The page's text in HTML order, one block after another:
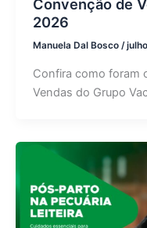
Convenção de
2026
Manuela Dal Bosco /
Confira como foram
Vendas do Grupo